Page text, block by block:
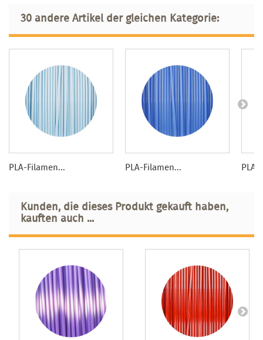
30 andere Artikel der gleichen Kategorie:
PLA-Filamen... PLA-Filamen...
Kunden, die dieses Produkt gekauft haben,
kauften auch ...